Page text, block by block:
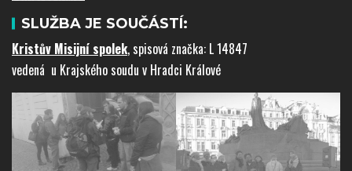
SLUŽBA JE SOUČÁSTÍ:
Kristův Misijní spolek, spisová značka: L 14847
vedená u Krajského soudu v Hradci Králové